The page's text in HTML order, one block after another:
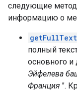
следующие
информацию о
полный
основного и
Эйфелева
Франция ".